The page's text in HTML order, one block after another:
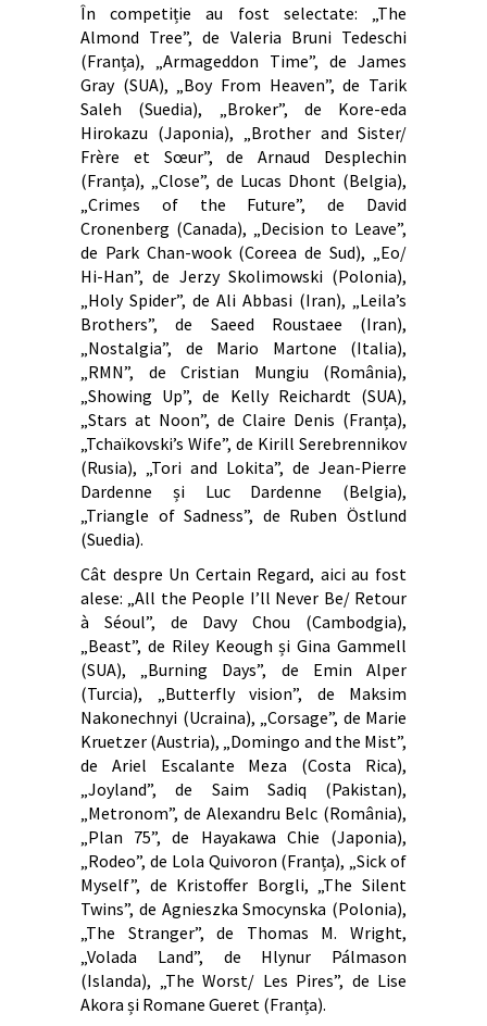
În competiție au fost selectate: „The
Almond Tree”, de Valeria Bruni Tedeschi
(Franța), „Armageddon Time”, de James
Gray (SUA), „Boy From Heaven”, de Tarik
Saleh (Suedia), „Broker”, de Kore-eda
Hirokazu (Japonia), „Brother and Sister/
Frère et Sœur”, de Arnaud Desplechin
(Franța), „Close”, de Lucas Dhont (Belgia),
„Crimes of the Future”, de David
Cronenberg (Canada), „Decision to Leave”,
de Park Chan-wook (Coreea de Sud), „Eo/
Hi-Han”, de Jerzy Skolimowski (Polonia),
„Holy Spider”, de Ali Abbasi (Iran), „Leila’s
Brothers”, de Saeed Roustaee (Iran),
„Nostalgia”, de Mario Martone (Italia),
„RMN”, de Cristian Mungiu (România),
„Showing Up”, de Kelly Reichardt (SUA),
„Stars at Noon”, de Claire Denis (Franța),
„Tchaïkovski’s Wife”, de Kirill Serebrennikov
(Rusia), „Tori and Lokita”, de Jean-Pierre
Dardenne și Luc Dardenne (Belgia),
„Triangle of Sadness”, de Ruben Östlund
(Suedia).
Cât despre Un Certain Regard, aici au fost
alese: „All the People I’ll Never Be/ Retour
à Séoul”, de Davy Chou (Cambodgia),
„Beast”, de Riley Keough și Gina Gammell
(SUA), „Burning Days”, de Emin Alper
(Turcia), „Butterfly vision”, de Maksim
Nakonechnyi (Ucraina), „Corsage”, de Marie
Kruetzer (Austria), „Domingo and the Mist”,
de Ariel Escalante Meza (Costa Rica),
„Joyland”, de Saim Sadiq (Pakistan),
„Metronom”, de Alexandru Belc (România),
„Plan 75”, de Hayakawa Chie (Japonia),
„Rodeo”, de Lola Quivoron (Franța), „Sick of
Myself”, de Kristoffer Borgli, „The Silent
Twins”, de Agnieszka Smocynska (Polonia),
„The Stranger”, de Thomas M. Wright,
„Volada Land”, de Hlynur Pálmason
(Islanda), „The Worst/ Les Pires”, de Lise
Akora și Romane Gueret (Franța).